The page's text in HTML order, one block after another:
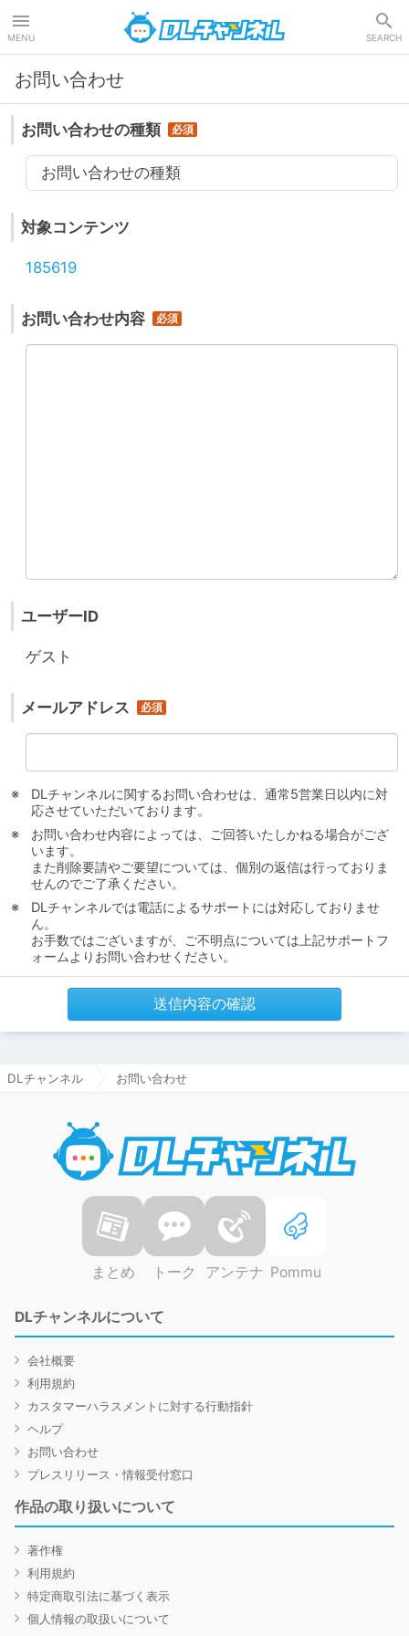
MENU SEARCH
お問い合わせ
お問い合わせの種類
お問い合わせの種類
対象コンテンツ
185619
お問い合わせ内容
ユーザーID
ゲスト
メールアドレス
DLチャンネルに関するお問い合わせは、通常5営業日以内に対
応させていただいております。
お問い合わせ内容によっては、ご回答いたしかねる場合がござ
います。
また削除要請やご要望については、個別の返信は行っておりま
せんのでご了承ください。
DLチャンネルでは電話によるサポートには対応しておりませ
ん。
お手数ではございますが、ご不明点については上記サポートフ
ォームよりお問い合わせください。
送信内容の確認
DLチャンネル お問い合わせ
まとめ トーク アンテナ Pommu
DLチャンネルについて
会社概要
利用規約
カスタマーハラスメントに対する行動指針
ヘルプ
お問い合わせ
プレスリリース・情報受付窓口
作品の取り扱いについて
著作権
利用規約
特定商取引法に基づく表示
個人情報の取扱いについて